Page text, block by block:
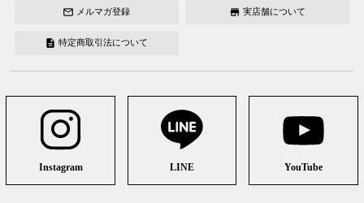
mail_outline メルマガ登録 store 実店舗について
description 特定商取引法について
Instagram LINE YouTube